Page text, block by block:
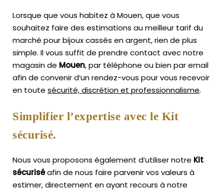
Lorsque que vous habitez à Mouen, que vous
souhaitez faire des estimations au meilleur tarif du
marché pour bijoux cassés en argent, rien de plus
simple. Il vous suffit de prendre contact avec notre
magasin de Mouen, par téléphone ou bien par email
afin de convenir d’un rendez-vous pour vous recevoir
en toute sécurité, discrétion et professionnalisme.
Simplifier l’expertise avec le Kit
sécurisé.
Nous vous proposons également d’utiliser notre Kit
sécuriséafin de nous faire parvenir vos valeurs à
estimer, directement en ayant recours à notre